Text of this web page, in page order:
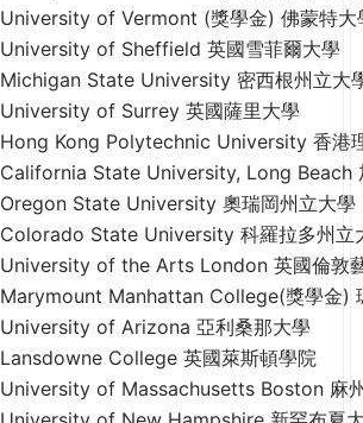
University of Vermont (獎學金) 佛蒙特大
University of Sheffield 英國雪菲爾大學
Michigan State University 密西根州立大
University of Surrey 英國薩里大學
Hong Kong Polytechnic University 香港
California State University, Long Beach
Oregon State University 奧瑞岡州立大學
Colorado State University 科羅拉多州立
University of the Arts London 英國倫敦
Marymount Manhattan College(獎學金)
University of Arizona 亞利桑那大學
Lansdowne College 英國萊斯頓學院
University of Massachusetts Boston 麻